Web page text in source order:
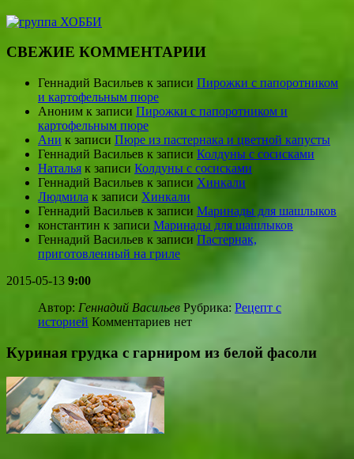
СВЕЖИЕ КОММЕНТАРИИ
Геннадий Васильев к записи Пирожки с папоротником
и картофельным пюре
Аноним к записи Пирожки с папоротником и
картофельным пюре
Ани к записи Пюре из пастернака и цветной капусты
Геннадий Васильев к записи Колдуны с сосисками
Наталья к записи Колдуны с сосисками
Геннадий Васильев к записи Хинкали
Людмила к записи Хинкали
Геннадий Васильев к записи Маринады для шашлыков
константин к записи Маринады для шашлыков
Геннадий Васильев к записи Пастернак,
приготовленный на гриле
2015-05-13 9:00
Автор: Геннадий Васильев Рубрика: Рецепт с
историей Комментариев нет
Куриная грудка с гарниром из белой фасоли